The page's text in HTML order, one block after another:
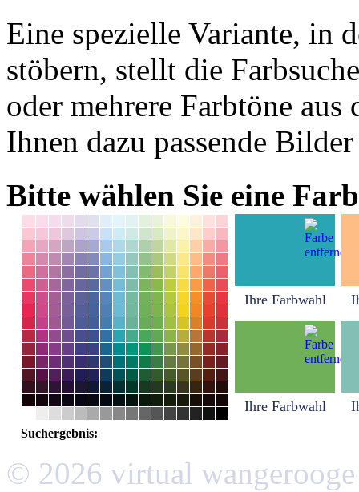
Eine spezielle Variante, in
stöbern, stellt die
oder mehrere Farbtöne
Ihnen dazu passende
Bitte wählen Sie eine
Ihre Farbwahl
Ihre Farbwahl
Suchergebnis:
© 2026 virtual wangerooge